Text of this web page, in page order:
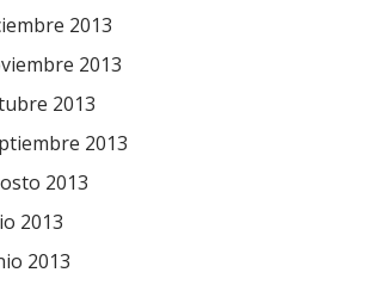
2013
2013
2013
2013
2013
2013
2013